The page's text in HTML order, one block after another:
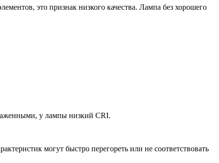
это признак низкого качества. Лампа без хорошего
у лампы низкий CRI.
могут быстро перегореть или не соответствовать